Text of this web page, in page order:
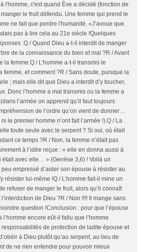
l'homme, c'est quand Ève a décidé (fonction de
le fruit défendu. Une femme qui prend le
ne fait que perdre l'humanité. »J’avoue que
pas à lire cela au 21e siècle !Quelques
:Q / Quand Dieu a-t-il interdit de manger
de la connaissance du bien et mal ?R / Avant
la femme.Q / L’homme a-t-il transmis le
femme, et comment ?R / Sans doute, puisque la
; mais elle dit que Dieu a interdit d’y toucher,
Donc l’homme a mal transmis ou la femme a
l’armée on apprend qu’il faut toujours
de l’ordre qu’on vient de donner…
le premier homme n’ont fait l’armée !).Q / La
toute seule avec le serpent ? Si oui, où était
ce temps ?R / Non, la femme n’était pas
à l’idée reçue : « elle en donna aussi à
était avec elle… » (Genèse 3,6) ! Voilà un
empressé d’aider son épouse à résister au
résister lui-même !Q / L’homme fait-il mine un
refuser de manger le fruit, alors qu’il connaît
de Dieu ?R / Non !!!! Il mange sans
question !Conclusion : pour que l’épouse
l’homme encore eût-il fallu que l’homme
responsabilités de protection de ladite épouse et
à Dieu plutôt qu’au serpent, au lieu de
de ne rien entendre pour pouvoir mieux